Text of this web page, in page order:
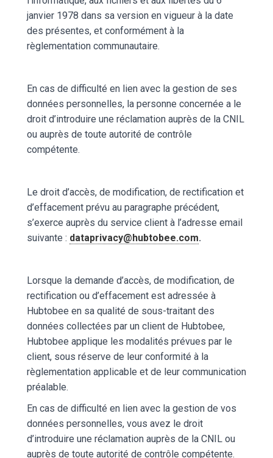
janvier 1978 dans sa version en vigueur à la date
des présentes, et conformément à la
règlementation communautaire.
En cas de difficulté en lien avec la gestion de ses
données personnelles, la personne concernée a le
droit d’introduire une réclamation auprès de la CNIL
ou auprès de toute autorité de contrôle
compétente.
Le droit d’accès, de modification, de rectification et
d’effacement prévu au paragraphe précédent,
s’exerce auprès du service client à l’adresse email
suivante : dataprivacy@hubtobee.com.
Lorsque la demande d’accès, de modification, de
rectification ou d’effacement est adressée à
Hubtobee en sa qualité de sous-traitant des
données collectées par un client de Hubtobee,
Hubtobee applique les modalités prévues par le
client, sous réserve de leur conformité à la
règlementation applicable et de leur communication
préalable.
En cas de difficulté en lien avec la gestion de vos
données personnelles, vous avez le droit
d’introduire une réclamation auprès de la CNIL ou
auprès de toute autorité de contrôle compétente.